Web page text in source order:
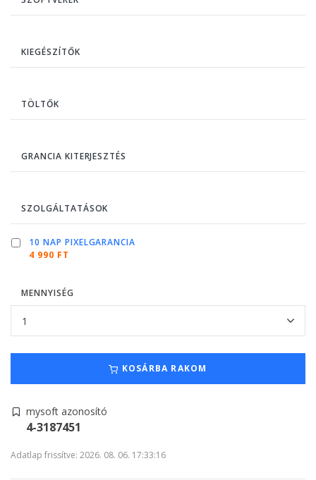
KIEGÉSZÍTŐK
TÖLTŐK
GRANCIA KITERJESZTÉS
SZOLGÁLTATÁSOK
10 NAP PIXELGARANCIA
4 990 FT
MENNYISÉG
KOSÁRBA RAKOM
mysoft azonosító
4-3187451
Adatlap frissítve: 2026. 08. 06. 17:33:16